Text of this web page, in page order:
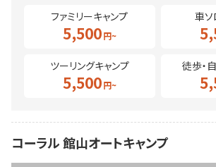
ファミリーキャンプ
5,500
車ソ
ツーリングキャンプ
5,500
徒歩・
コーラル 館山オートキャンプ